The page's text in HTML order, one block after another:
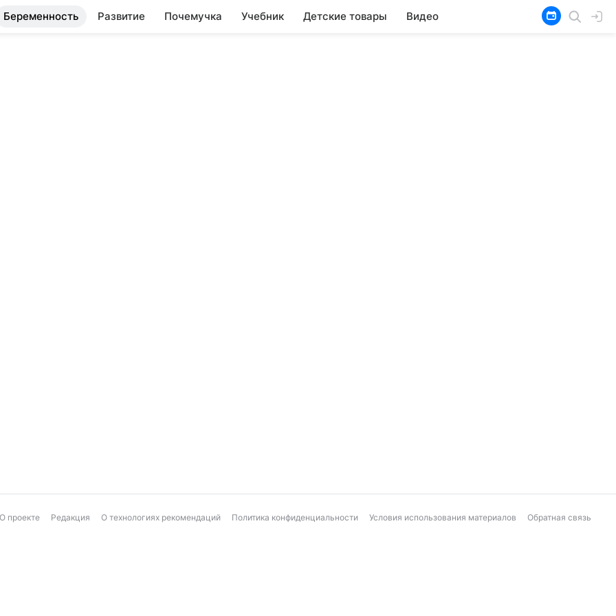
Беременность Развитие Почемучка Учебник Детские товары Видео
О проекте Редакция О технологиях рекомендаций Политика конфиденциальности Условия использования материалов Обратная связь